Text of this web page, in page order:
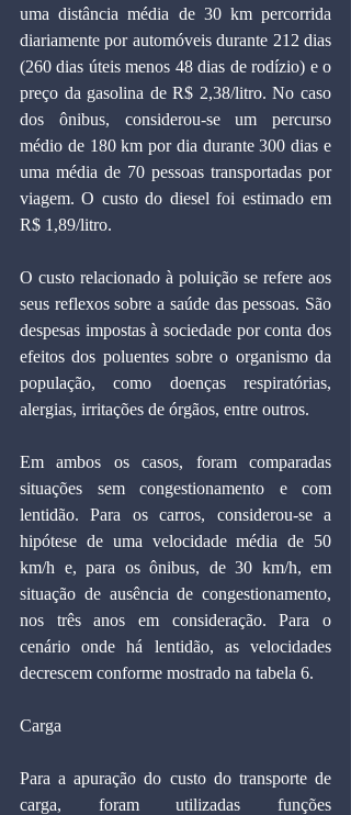
uma distância média de 30 km percorrida
diariamente por automóveis durante 212 dias
(260 dias úteis menos 48 dias de rodízio) e o
preço da gasolina de R$ 2,38/litro. No caso
dos ônibus, considerou-se um percurso
médio de 180 km por dia durante 300 dias e
uma média de 70 pessoas transportadas por
viagem. O custo do diesel foi estimado em
R$ 1,89/litro.
O custo relacionado à poluição se refere aos
seus reflexos sobre a saúde das pessoas. São
despesas impostas à sociedade por conta dos
efeitos dos poluentes sobre o organismo da
população, como doenças respiratórias,
alergias, irritações de órgãos, entre outros.
Em ambos os casos, foram comparadas
situações sem congestionamento e com
lentidão. Para os carros, considerou-se a
hipótese de uma velocidade média de 50
km/h e, para os ônibus, de 30 km/h, em
situação de ausência de congestionamento,
nos três anos em consideração. Para o
cenário onde há lentidão, as velocidades
decrescem conforme mostrado na tabela 6.
Carga
Para a apuração do custo do transporte de
carga, foram utilizadas funções